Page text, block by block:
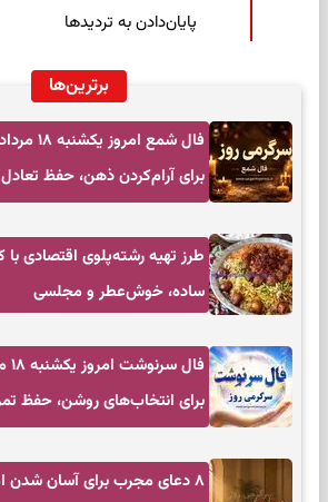
پایان‌دادن به تردیدها
برترین‌ها
برای آرام‌کردن ذهن، حفظ
طرز تهیه رشته‌پلوی اقتصادی
ساده، خوش‌عطر و مجلسی
برای انتخاب‌های روشن، حفظ
۸ دعای مجرب برای آسان شدن